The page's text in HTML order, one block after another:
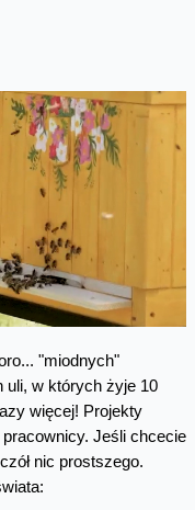
"miodnych"
uli, w których żyje 10
więcej! Projekty
Jeśli chcecie
nic prostszego.